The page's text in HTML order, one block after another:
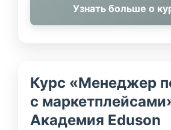
Узнать больше о
Курс «Менеджер
с
Академия Eduson